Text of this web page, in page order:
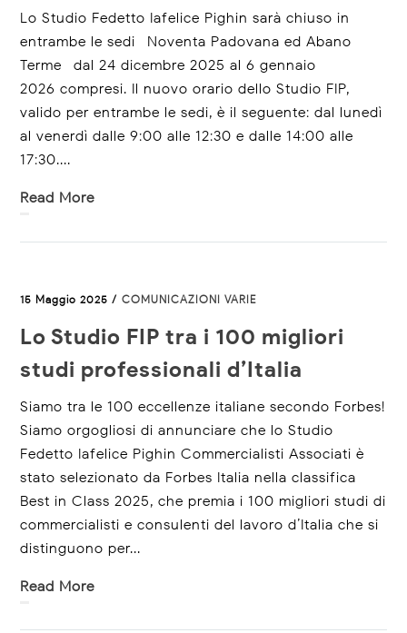
Lo Studio Fedetto Iafelice Pighin sarà chiuso in
entrambe le sedi -Noventa Padovana ed Abano
Terme- dal 24 dicembre 2025 al 6 gennaio
2026 compresi. Il nuovo orario dello Studio FIP,
valido per entrambe le sedi, è il seguente: dal lunedì
al venerdì dalle 9:00 alle 12:30 e dalle 14:00 alle
17:30....
Read More
15 Maggio 2025 / COMUNICAZIONI VARIE
Lo Studio FIP tra i 100 migliori
studi professionali d’Italia
Siamo tra le 100 eccellenze italiane secondo Forbes!
Siamo orgogliosi di annunciare che lo Studio
Fedetto Iafelice Pighin Commercialisti Associati è
stato selezionato da Forbes Italia nella classifica
Best in Class 2025, che premia i 100 migliori studi di
commercialisti e consulenti del lavoro d’Italia che si
distinguono per...
Read More